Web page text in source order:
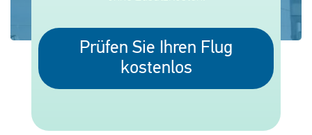
Presse
Deutsch
Prüfen Sie Ihren Flug
kostenlos